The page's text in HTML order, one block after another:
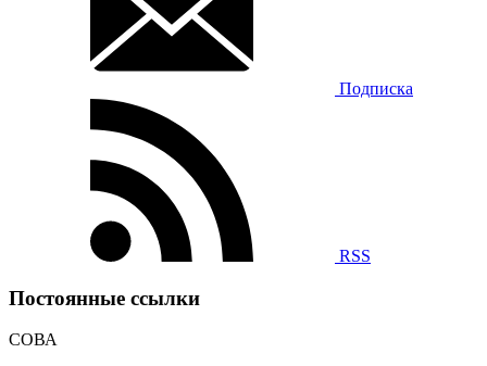
Подписка
RSS
Постоянные ссылки
СОВА